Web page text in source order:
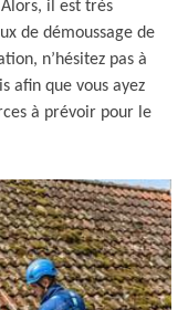
il est très
de démoussage de
n’hésitez pas à
afin que vous ayez
à prévoir pour le